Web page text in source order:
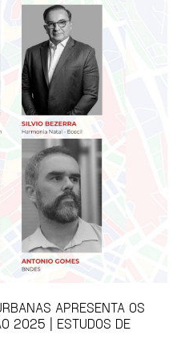
APRESENTA OS
2025 | ESTUDOS DE